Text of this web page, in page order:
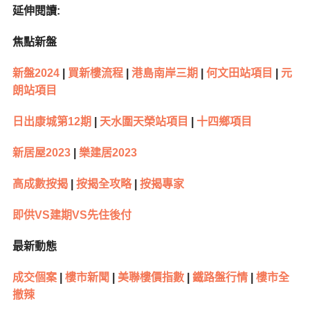
延伸閱讀:
焦點新盤
新盤2024| 買新樓流程| 港島南岸三期 何文田站項目
元
朗站項目
日出康城第12期 天水圍天榮站項目 十四鄉項目
新居屋2023| 樂建居2023
高成數按揭| 按揭全攻略| 按揭專家
即供VS建期VS先住後付
最新動態
成交個案| 樓市新聞 美聯樓價指數| 鐵路盤行情|
樓市全
撤辣